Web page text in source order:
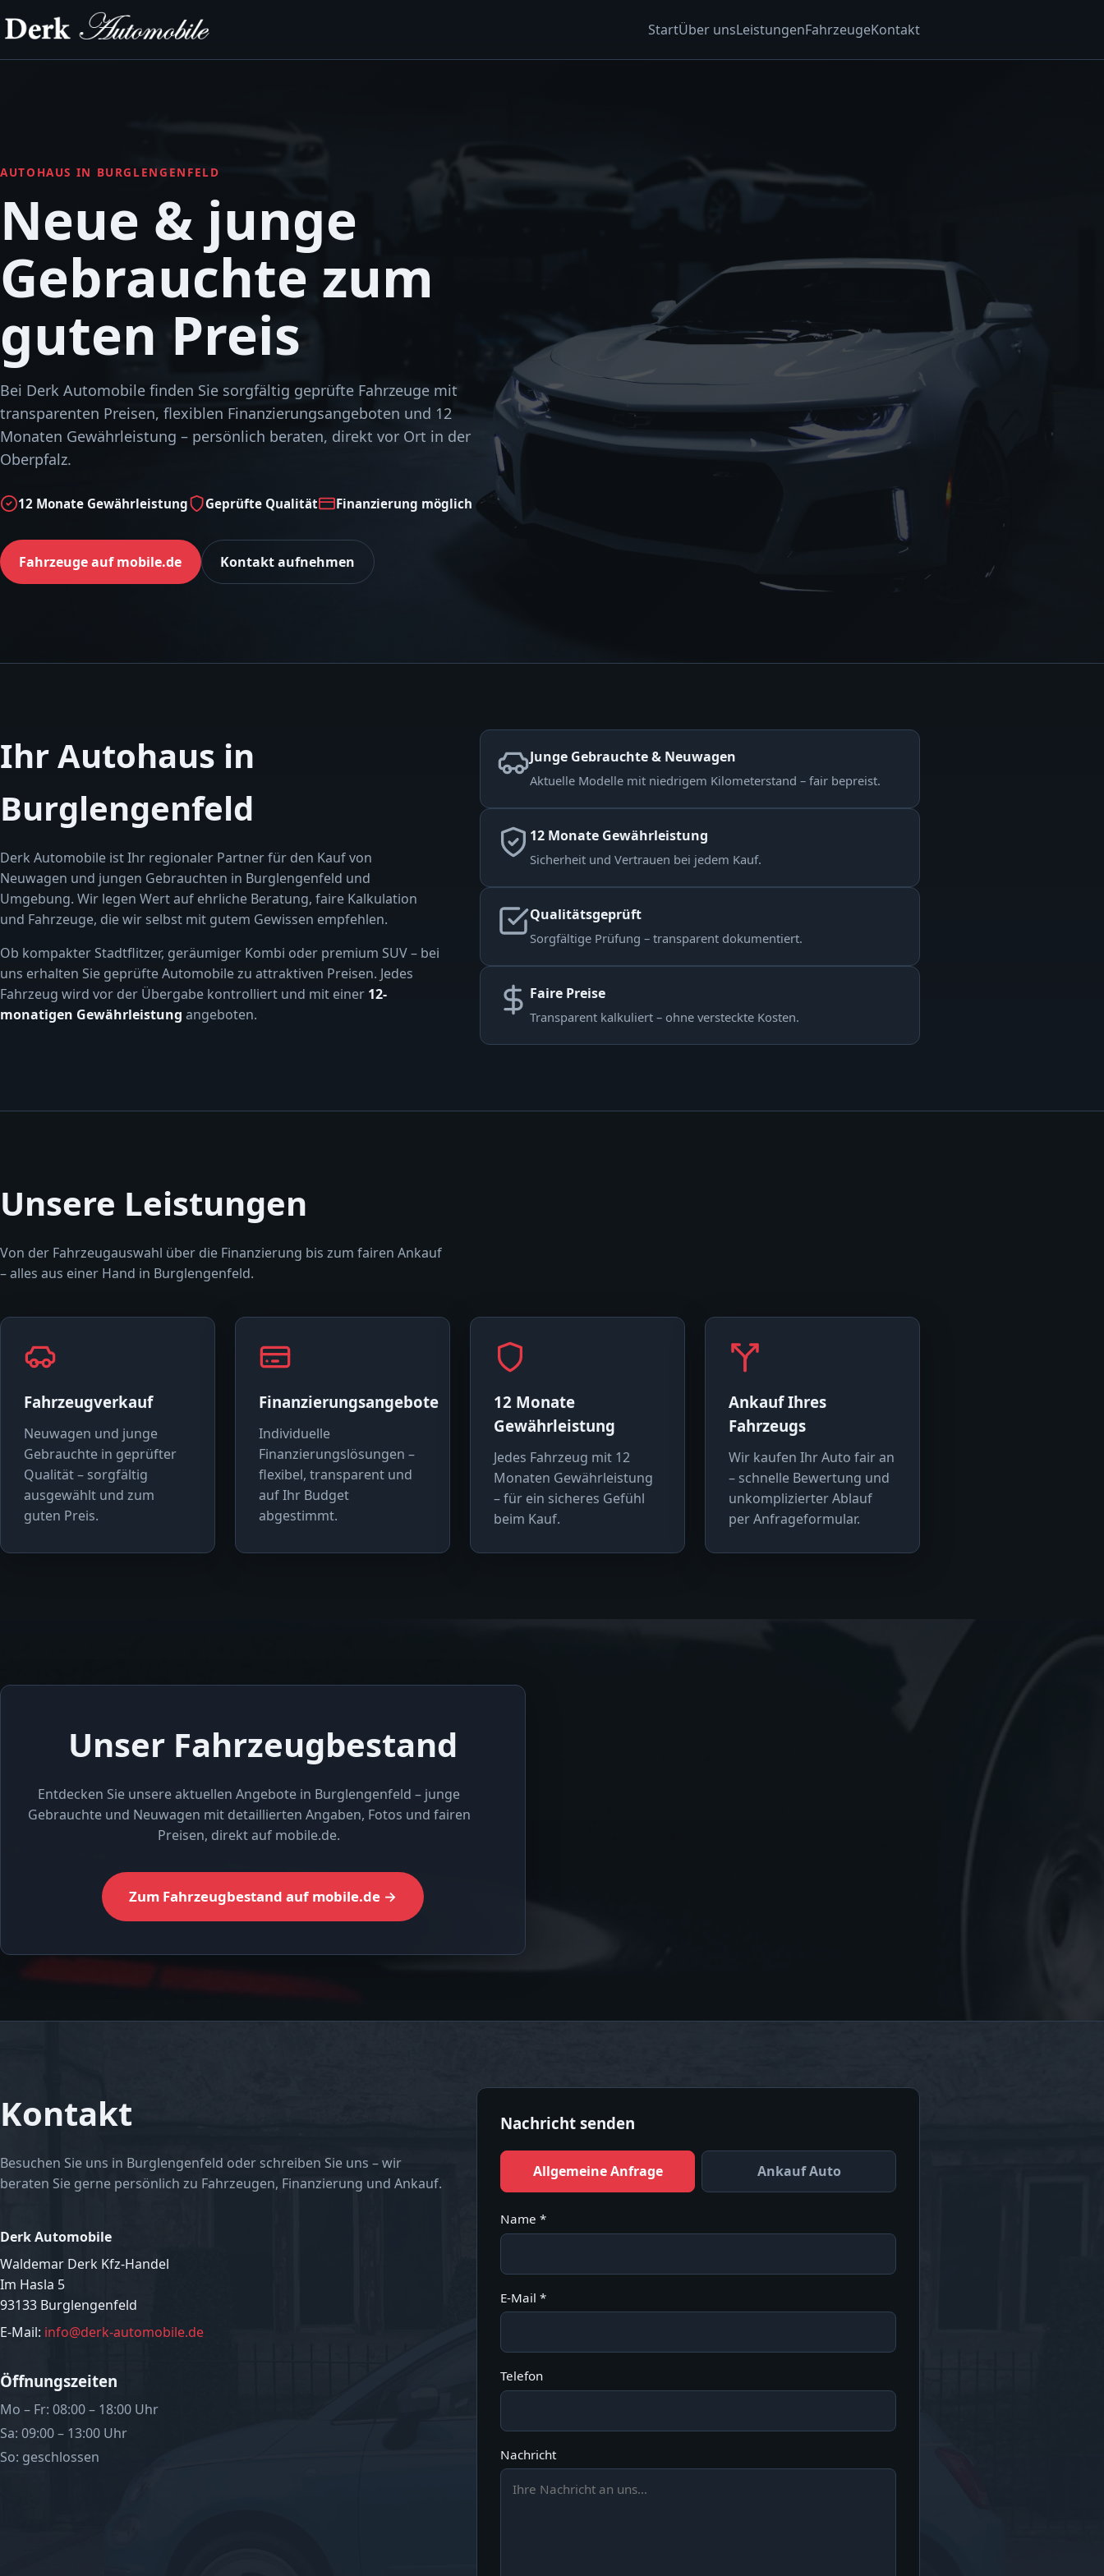
StartÜber unsLeistungenFahrzeugeKontakt
AUTOHAUS IN BURGLENGENFELD
Neue & junge
Gebrauchte zum
guten Preis
Bei Derk Automobile finden Sie sorgfältig geprüfte Fahrzeuge mit
transparenten Preisen, flexiblen Finanzierungsangeboten und 12
Monaten Gewährleistung – persönlich beraten, direkt vor Ort in der
Oberpfalz.
12 Monate Gewährleistung Geprüfte Qualität Finanzierung möglich
Fahrzeuge auf mobile.de Kontakt aufnehmen
Ihr Autohaus in
Burglengenfeld
Derk Automobile ist Ihr regionaler Partner für den Kauf von
Neuwagen und jungen Gebrauchten in Burglengenfeld und
Umgebung. Wir legen Wert auf ehrliche Beratung, faire Kalkulation
und Fahrzeuge, die wir selbst mit gutem Gewissen empfehlen.
Ob kompakter Stadtflitzer, geräumiger Kombi oder premium SUV – bei
uns erhalten Sie geprüfte Automobile zu attraktiven Preisen. Jedes
Fahrzeug wird vor der Übergabe kontrolliert und mit einer 12-
monatigen Gewährleistung angeboten.
Junge Gebrauchte & Neuwagen
Aktuelle Modelle mit niedrigem Kilometerstand – fair bepreist.
12 Monate Gewährleistung
Sicherheit und Vertrauen bei jedem Kauf.
Qualitätsgeprüft
Sorgfältige Prüfung – transparent dokumentiert.
Faire Preise
Transparent kalkuliert – ohne versteckte Kosten.
Unsere Leistungen
Von der Fahrzeugauswahl über die Finanzierung bis zum fairen Ankauf
– alles aus einer Hand in Burglengenfeld.
Fahrzeugverkauf
Neuwagen und junge
Gebrauchte in geprüfter
Qualität – sorgfältig
ausgewählt und zum
guten Preis.
Finanzierungsangebote
Individuelle
Finanzierungslösungen –
flexibel, transparent und
auf Ihr Budget
abgestimmt.
12 Monate
Gewährleistung
Jedes Fahrzeug mit 12
Monaten Gewährleistung
– für ein sicheres Gefühl
beim Kauf.
Ankauf Ihres
Fahrzeugs
Wir kaufen Ihr Auto fair an
– schnelle Bewertung und
unkomplizierter Ablauf
per Anfrageformular.
Unser Fahrzeugbestand
Entdecken Sie unsere aktuellen Angebote in Burglengenfeld – junge
Gebrauchte und Neuwagen mit detaillierten Angaben, Fotos und fairen
Preisen, direkt auf mobile.de.
Zum Fahrzeugbestand auf mobile.de →
Kontakt
Besuchen Sie uns in Burglengenfeld oder schreiben Sie uns – wir
beraten Sie gerne persönlich zu Fahrzeugen, Finanzierung und Ankauf.
Derk Automobile
Waldemar Derk Kfz-Handel
Im Hasla 5
93133 Burglengenfeld
E-Mail: info@derk-automobile.de
Öffnungszeiten
Mo – Fr: 08:00 – 18:00 Uhr
Sa: 09:00 – 13:00 Uhr
So: geschlossen
Nachricht senden
Allgemeine Anfrage Ankauf Auto
Name *
E-Mail *
Telefon
Nachricht